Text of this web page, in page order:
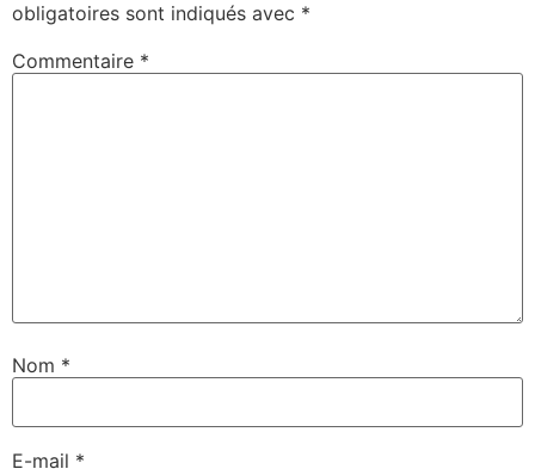
obligatoires sont indiqués avec *
Commentaire *
Nom *
E-mail *